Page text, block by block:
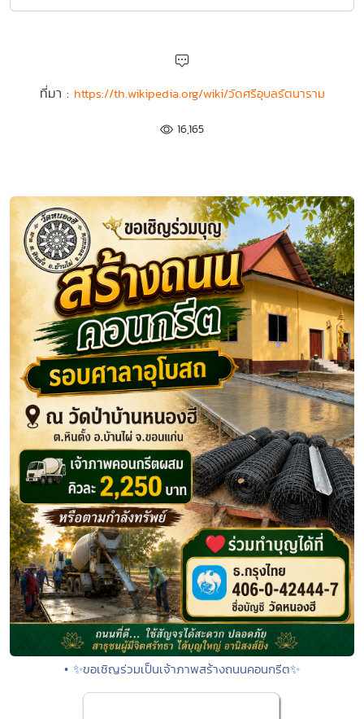
ที่มา : https://th.wikipedia.org/wiki/วัดศรีอุบลรัตนาราม
16,165
• ✨ขอเชิญร่วมเป็นเจ้าภาพสร้างถนนคอนกรีต✨